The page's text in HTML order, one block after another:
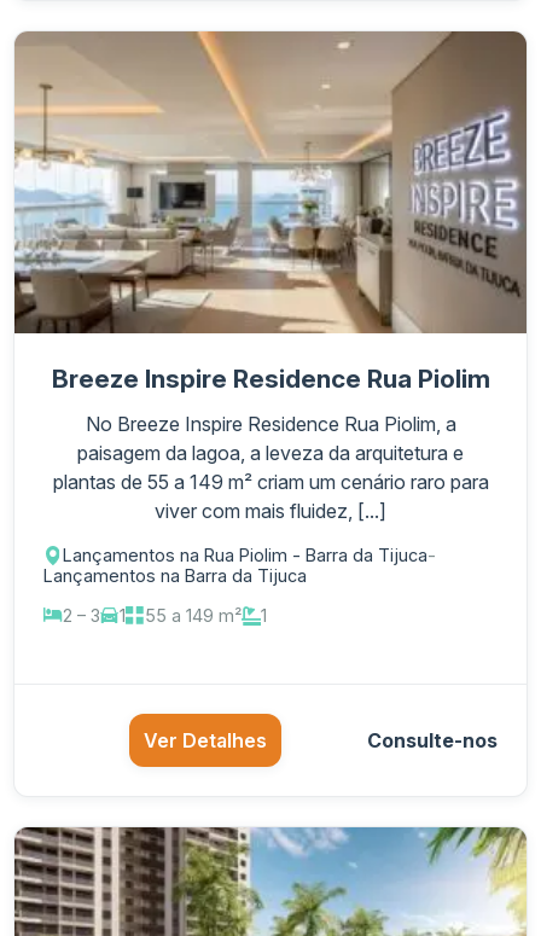
Breeze Inspire Residence Rua Piolim
No Breeze Inspire Residence Rua Piolim, a
paisagem da lagoa, a leveza da arquitetura e
plantas de 55 a 149 m² criam um cenário raro para
viver com mais fluidez, [...]
Lançamentos na Rua Piolim - Barra da Tijuca-
Lançamentos na Barra da Tijuca
2 – 3
1 55 a 149 m² 1
Ver Detalhes Consulte-nos